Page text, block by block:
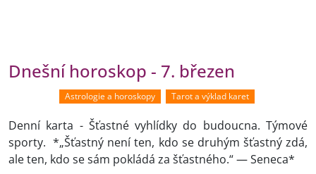
Dnešní horoskop - 7. březen
Astrologie a horoskopy Tarot a výklad karet
Denní karta - Šťastné vyhlídky do budoucna. Týmové
sporty. *„Šťastný není ten, kdo se druhým šťastný zdá,
ale ten, kdo se sám pokládá za šťastného.“ — Seneca*